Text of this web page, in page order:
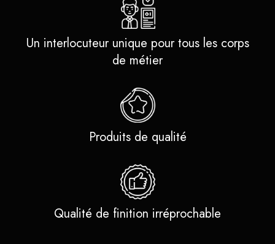
Un interlocuteur unique pour tous les corps
de métier
Produits de qualité
Qualité de finition irréprochable